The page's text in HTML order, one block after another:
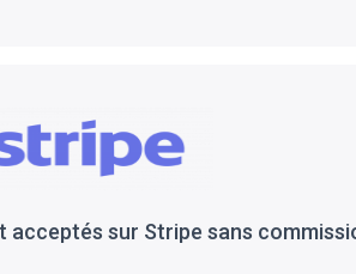
acceptés sur Stripe sans